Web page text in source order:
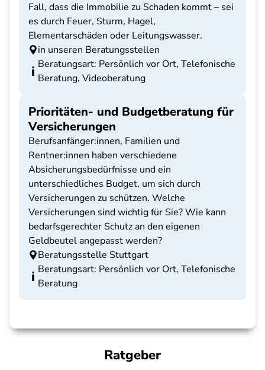
Fall, dass die Immobilie zu Schaden kommt – sei
es durch Feuer, Sturm, Hagel,
Elementarschäden oder Leitungswasser.
in unseren Beratungsstellen
Beratungsart: Persönlich vor Ort, Telefonische
Beratung, Videoberatung
Prioritäten- und Budgetberatung für
Versicherungen
Berufsanfänger:innen, Familien und
Rentner:innen haben verschiedene
Absicherungsbedürfnisse und ein
unterschiedliches Budget, um sich durch
Versicherungen zu schützen. Welche
Versicherungen sind wichtig für Sie? Wie kann
bedarfsgerechter Schutz an den eigenen
Geldbeutel angepasst werden?
Beratungsstelle Stuttgart
Beratungsart: Persönlich vor Ort, Telefonische
Beratung
Ratgeber